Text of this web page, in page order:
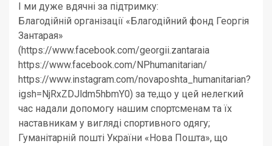
І ми дуже вдячні за підтримку:
Благодійній організації «Благодійний фонд Георгія
Зантарая»
(https://www.facebook.com/georgii.zantaraia
https://www.facebook.com/NPhumanitarian/
https://www.instagram.com/novaposhta_humanitarian?
igsh=NjRxZDJldm5hbmY0) за те,що у цей нелегкий
час надали допомогу нашим спортсменам та їх
наставникам у вигляді спортивного одягу;
Гуманітарній пошті України «Нова Пошта», що